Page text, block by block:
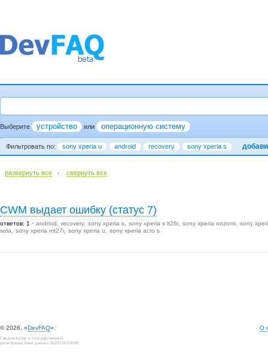
Выберите устройство или операционную систему
Фильтровать по: sony xperia u android recovery sony xperia s
развернуть все · cвернуть все
CWM выдает ошибку (статус 7)
ответов: 1 android recovery sony xperia s sony xperia s lt26i sony xperia nozomi
sony
sola
sony xperia mt27i sony xperia u sony xperia acro s
© 2026, «DevFAQ». О
Свидетельство о государственной
регистрации базы данных №2012620649.